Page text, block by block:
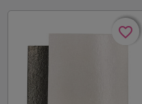
favorite_border
favorite_border